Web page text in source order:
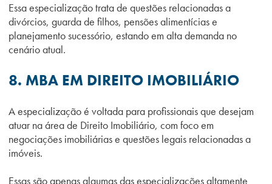
Essa especialização trata de questões relacionadas a
divórcios, guarda de filhos, pensões alimentícias e
planejamento sucessório, estando em alta demanda no
cenário atual.
8. MBA EM DIREITO IMOBILIÁRIO
A especialização é voltada para profissionais que desejam
atuar na área de Direito Imobiliário, com foco em
negociações imobiliárias e questões legais relacionadas a
imóveis.
Essas são apenas algumas das especializações altamente